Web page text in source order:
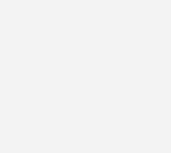
­Montage und
Betrieb
in den Raum und die Anbindung
die Leistung der Brauseköpfe betrachtet
nach Aufbauhöhen –
abgestimmt werden und bieten